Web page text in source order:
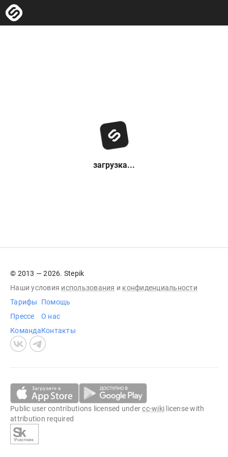
загрузка...
© 2013 — 2026. Stepik
Наши условия использования и конфиденциальности
Тарифы
Прессе
Команда
Помощь
О нас
Контакты
Public user contributions licensed undercc-wiki license with
attribution required